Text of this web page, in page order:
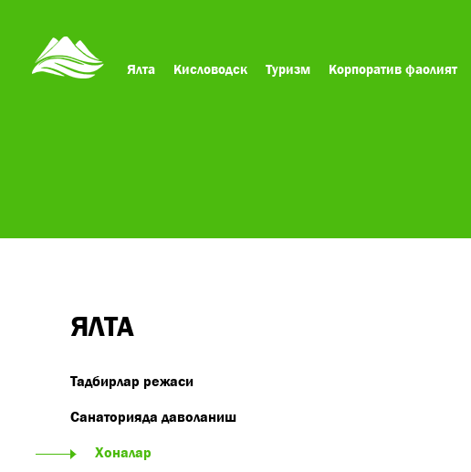
Ялта Кисловодск Туризм Корпоратив фаолият
ЯЛТА
Тадбирлар режаси
Санаторияда даволаниш
Хоналар